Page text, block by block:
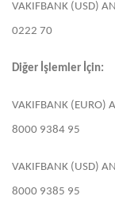
VAKIFBANK (USD)
0222 70
Diğer İşlemler İçin:
VAKIFBANK (EURO)
8000 9384 95
VAKIFBANK (USD)
8000 9385 95